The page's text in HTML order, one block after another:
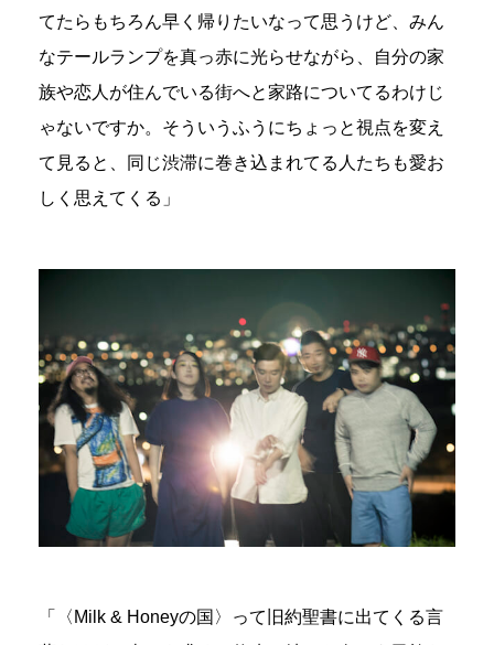
てたらもちろん早く帰りたいなって思うけど、みん
なテールランプを真っ赤に光らせながら、自分の家
族や恋人が住んでいる街へと家路についてるわけじ
ゃないですか。そういうふうにちょっと視点を変え
て見ると、同じ渋滞に巻き込まれてる人たちも愛お
しく思えてくる」
「〈Milk & Honeyの国〉って旧約聖書に出てくる言